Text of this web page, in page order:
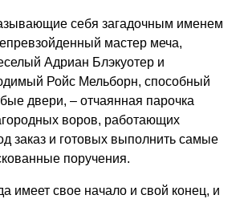
себя загадочным именем
мастер меча,
Адриан Блэкуотер и
Ройс Мельборн, способный
двери, – отчаянная парочка
воров, работающих
заказ и готовых выполнить самые
поручения.
имеет свое начало и свой конец, и